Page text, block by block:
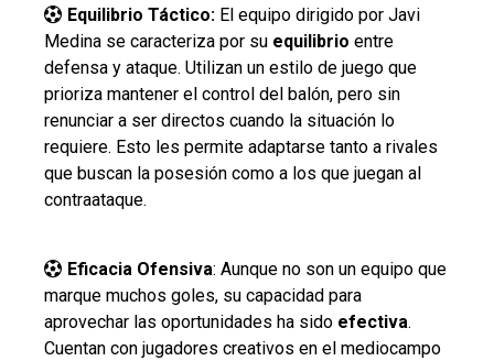
Equilibrio Táctico: El equipo dirigido por Javi
Medina se caracteriza por su equilibrio entre
defensa y ataque. Utilizan un estilo de juego que
prioriza mantener el control del balón, pero sin
renunciar a ser directos cuando la situación lo
requiere. Esto les permite adaptarse tanto a rivales
que buscan la posesión como a los que juegan al
contraataque​.
Eficacia Ofensiva: Aunque no son un equipo que
marque muchos goles, su capacidad para
aprovechar las oportunidades ha sido efectiva.
Cuentan con jugadores creativos en el mediocampo